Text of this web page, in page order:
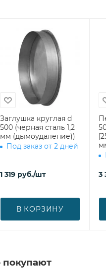
Заглушка круглая d
500 (черная сталь 1,2
мм (дымоудаление))
Под заказ от 2 дней
1 319 руб./шт
В КОРЗИНУ
3
покупают